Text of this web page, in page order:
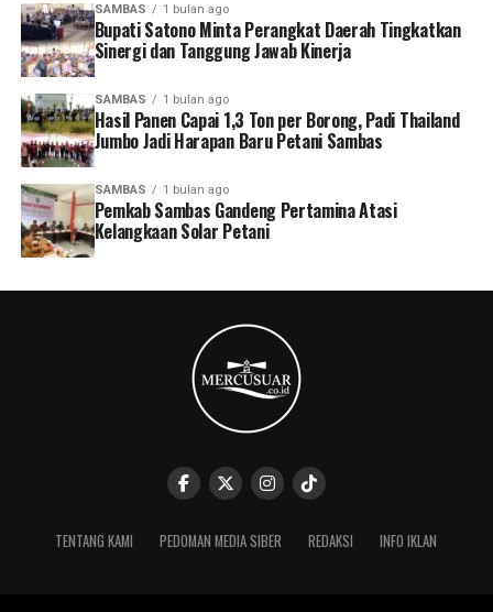
SAMBAS 1 bulan ago
Bupati Satono Minta Perangkat Daerah Tingkatkan
Sinergi dan Tanggung Jawab Kinerja
SAMBAS 1 bulan ago
Hasil Panen Capai 1,3 Ton per Borong, Padi Thailand
Jumbo Jadi Harapan Baru Petani Sambas
SAMBAS 1 bulan ago
Pemkab Sambas Gandeng Pertamina Atasi
Kelangkaan Solar Petani
TENTANG KAMI PEDOMAN MEDIA SIBER REDAKSI INFO IKLAN